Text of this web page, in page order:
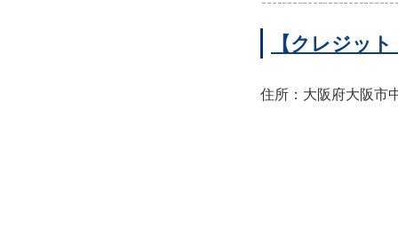
【クレジッ
住所：大阪府大阪市